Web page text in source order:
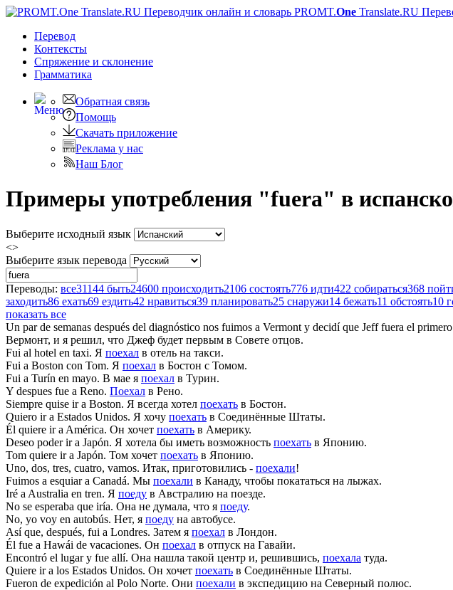
PROMT.One Translate.RU
Перевод
Контексты
Спряжение и склонение
Грамматика
Обратная связь
Помощь
Скачать приложение
Реклама у нас
Наш Блог
Примеры употребления "fuera" в
Выберите исходный язык
<>
Выберите язык перевода
Переводы: все31144 быть24600 происходить2106 состоять776 идти422 собираться368
заходить86 ехать69 ездить42 нравиться39 планировать25 снаружи14 бежать11 обстоять10
показать все
Un par de semanas después del diagnóstico nos fuimos a Vermont y decidí que Jefffuera el
Вермонт, и я решил, что Джеф будет первым в Совете отцов.
Fui al hotel en taxi. Я поехал в отель на такси.
Fui a Boston con Tom. Я поехал в Бостон с Томом.
Fui a Turín en mayo. В мае я поехал в Турин.
Y despues fue a Reno. Поехал в Рено.
Siempre quise ira Boston. Я всегда хотел поехать в Бостон.
Quiero ira Estados Unidos. Я хочу поехать в Соединённые Штаты.
Él quiere ira América. Он хочет поехать в Америку.
Deseo poderira Japón. Я хотела бы иметь возможность поехать в Японию.
Tom quiere ira Japón. Том хочет поехать в Японию.
Uno, dos, tres, cuatro, vamos. Итак, приготовились - поехали!
Fuimos a esquiar a Canadá. Мы поехали в Канаду, чтобы покататься на лыжах.
Iré a Australia en tren. Я поеду в Австралию на поезде.
No se esperaba que iría. Она не думала, что я поеду.
No, yo voy en autobús. Нет, я поеду на автобусе.
Así que, después, fui a Londres. Затем я поехал в Лондон.
Él fue a Hawái de vacaciones. Он поехал в отпуск на Гавайи.
Encontró el lugar y fue allí. Она нашла такой центр и, решившись, поехала туда.
Quiere ira los Estados Unidos. Он хочет поехать в Соединённые Штаты.
Fueron de expedición al Polo Norte. Они поехали в экспедицию на Северный полюс.